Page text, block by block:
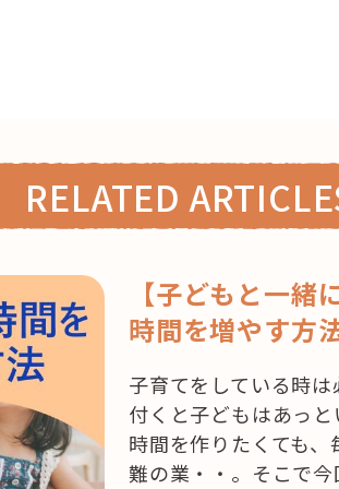
RELATED
【子どもと一
時間を増やす方
子育てをしている時
付くと子どもはあっ
時間を作りたくても
難の業・・。そこで